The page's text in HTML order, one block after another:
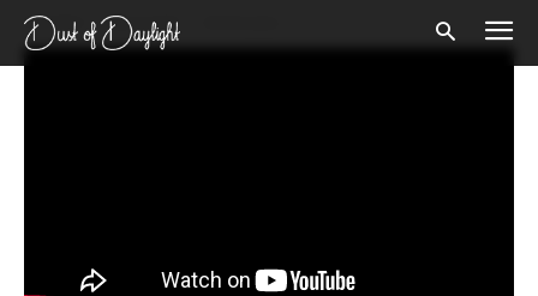
Forsiden Alle poster